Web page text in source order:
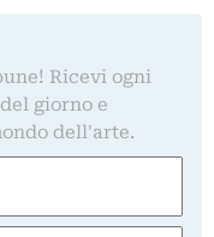
Ricevi ogni
giorno e
dell'arte.